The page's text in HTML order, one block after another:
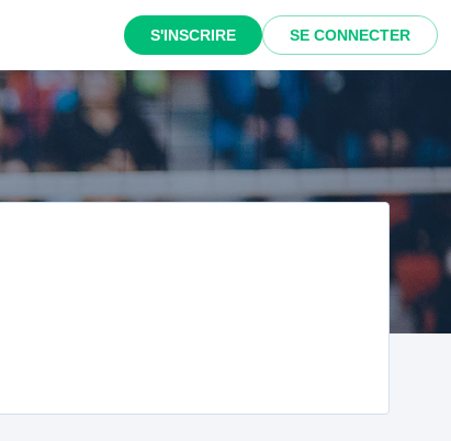
S'INSCRIRE SE CONNECTER